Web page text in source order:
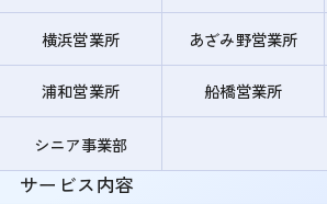
横浜営業所 あざみ野営業所
浦和営業所 船橋営業所
シニア事業部
サービス内容